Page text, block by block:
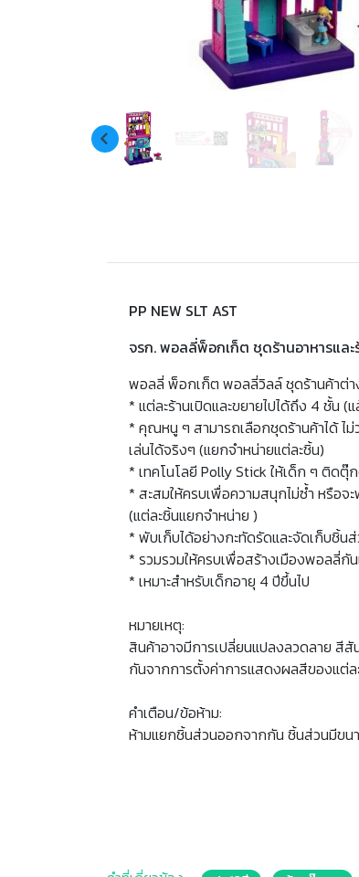
PP NEW SLT AST
จรก. พอลลี่พ็อกเก็ต ชุดร้านอาหารและ
พอลลี่ พ็อกเก็ต พอลลี่วิลล์ ชุดร้านค้าต่า
* แต่ละร้านเปิดและขยายไปได้ถึง 4 ชั้น
* คุณหนู ๆ สามารถเลือกชุดร้านค้าได้ ไ
เล่นได้จริงๆ (แยกจำหน่ายแต่ละชิ้น)
* เทคโนโลยี Polly Stick ให้เด็ก ๆ ติด
* สะสมให้ครบเพื่อความสนุกไม่ซ้ำ หรือจ
(แต่ละชิ้นแยกจำหน่าย )
* พับเก็บได้อย่างกะทัดรัดและจัดเก็บชิ้นส่
* รวมรวมให้ครบเพื่อสร้างเมืองพอลลี่กั
* เหมาะสำหรับเด็กอายุ 4 ปีขึ้นไป
หมายเหตุ:
สินค้าอาจมีการเปลี่ยนแปลงลวดลาย สี
กันจากการตั้งค่าการแสดงผลสีของแต่ล
คำเตือน/ข้อห้าม:
ห้ามแยกชิ้นส่วนออกจากกัน ชิ้นส่วนมีขน